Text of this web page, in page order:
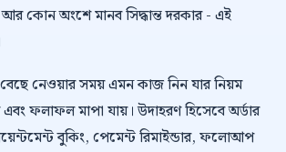
কোন অংশে মানব সিদ্ধান্ত দরকার - এই
বেছে নেওয়ার সময় এমন কাজ নিন যার নিয়ম
এবং ফলাফল মাপা যায়। উদাহরণ হিসেবে অর্ডার
বুকিং, পেমেন্ট রিমাইন্ডার, ফলোআপ